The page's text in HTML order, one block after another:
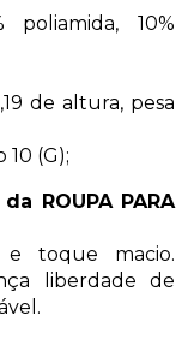
poliamida, 10%
de altura, pesa
(G);
ROUPA PARA
e toque macio.
liberdade de